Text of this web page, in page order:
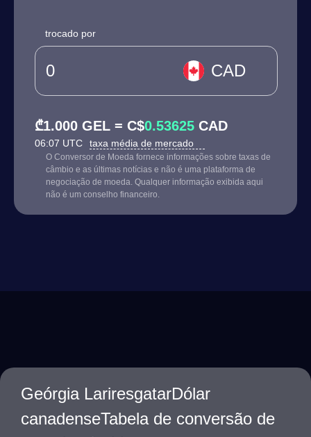
trocado por
CAD
₾1.000 GEL = C$0.53625 CAD
06:07 UTC taxa média de mercado
O Conversor de Moeda fornece informações sobre taxas de
câmbio e as últimas notícias e não é uma plataforma de
negociação de moeda. Qualquer informação exibida aqui
não é um conselho financeiro.
Geórgia LariresgatarDólar
canadenseTabela de conversão de